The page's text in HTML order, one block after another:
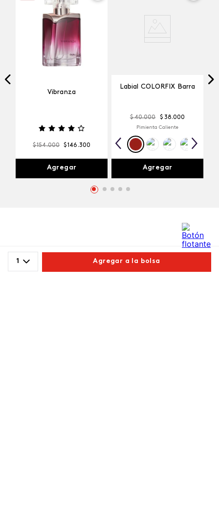
1 Agregar a la bolsa
Vibranza
$154.000 $146 .300
Agregar
Labial COLORFIX Barra
$ 40.000 $ 38.000
Pimienta Caliente
Agregar
Comentarios
cargando el resumen…